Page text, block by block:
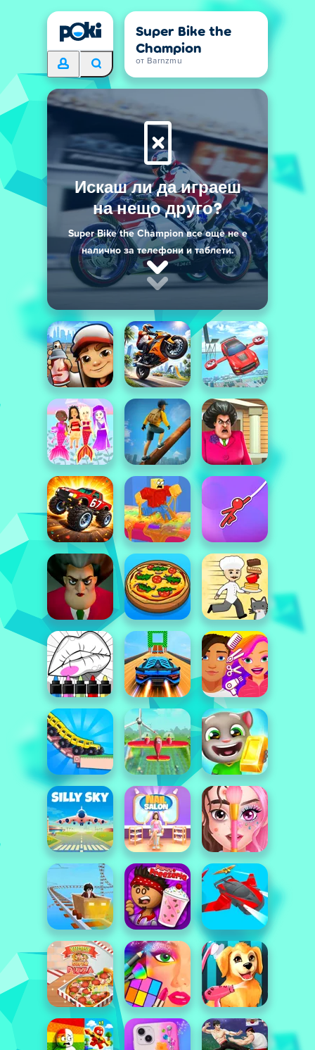
Super Bike the
Champion
от Barnzmu
Искаш ли да играеш
на нещо друго?
Super Bike the Champion все още не е
налично за телефони и таблети.